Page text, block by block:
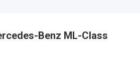
Benz ML-Class